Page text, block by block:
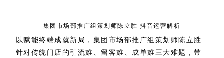
集团市场部推广组策划师陈立胜 抖音运营解析
以赋能终端成就新局，集团市场部推广组策划师陈立胜
针对传统门店的引流难、留客难、成单难三大难题，带